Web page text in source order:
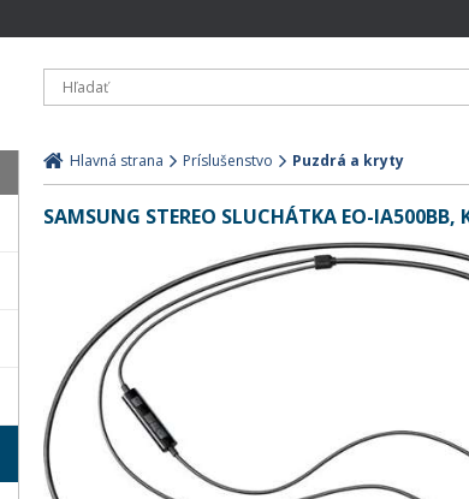
Hlavná strana Príslušenstvo Puzdrá a kryty
SAMSUNG STEREO SLUCHÁTKA EO-IA500BB,